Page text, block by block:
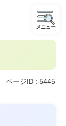
メニュー
ページID : 5445